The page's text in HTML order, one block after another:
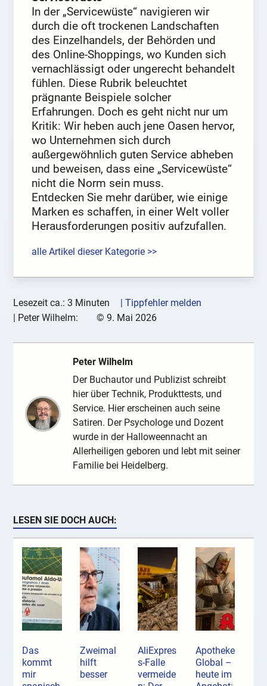
In der „Servicewüste“ navigieren wir
durch die oft trockenen Landschaften
des Einzelhandels, der Behörden und
des Online-Shoppings, wo Kunden sich
vernachlässigt oder ungerecht behandelt
fühlen. Diese Rubrik beleuchtet
prägnante Beispiele solcher
Erfahrungen. Doch es geht nicht nur um
Kritik: Wir heben auch jene Oasen hervor,
wo Unternehmen sich durch
außergewöhnlich guten Service abheben
und beweisen, dass eine „Servicewüste“
nicht die Norm sein muss.
Entdecken Sie mehr darüber, wie einige
Marken es schaffen, in einer Welt voller
Herausforderungen positiv aufzufallen.
alle Artikel dieser Kategorie >>
Lesezeit ca.: 3 Minuten
| Tippfehler melden
Peter Wilhelm: © 9. Mai 2026
Peter Wilhelm
Der Buchautor und Publizist schreibt
hier über Technik, Produkttests, und
Service. Hier erscheinen auch seine
Satiren. Der Psychologe und Dozent
wurde in der Halloweennacht an
Allerheiligen geboren und lebt mit seiner
Familie bei Heidelberg.
LESEN SIE DOCH AUCH:
Das
kommt
mir
Zweimal
hilft
besser
AliExpres
s-Falle
vermeide
Apotheke
Global –
heute im